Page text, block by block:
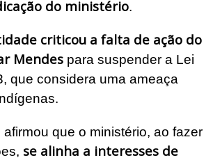
do ministério.
criticou a falta de ação do
Mendes para suspender a Lei
que considera uma ameaça
afirmou que o ministério, ao fazer
se alinha a interesses de